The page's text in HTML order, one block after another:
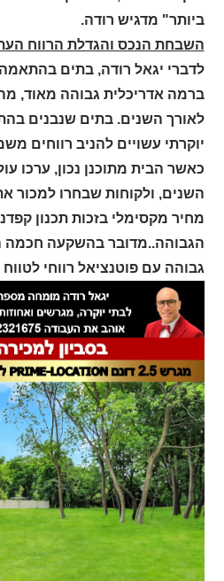
ביותר" מדגיש רודה.
השבחת הנכס והגדלת הרווח
לדברי יגאל רודה, בתים
ברמה אדריכלית גבוהה מאוד,
לאורך השנים. בתים שנבנים
יוקרתי עשויים להניב רווחים
כאשר הבית מתוכנן נכון, ערכו
השנים, ולקוחות שבחרו למכור
מחיר מקסימלי בזכות תכנון
הגבוהה..מדובר בהשקעה חכמה
גבוהה עם פוטנציאל רווחי